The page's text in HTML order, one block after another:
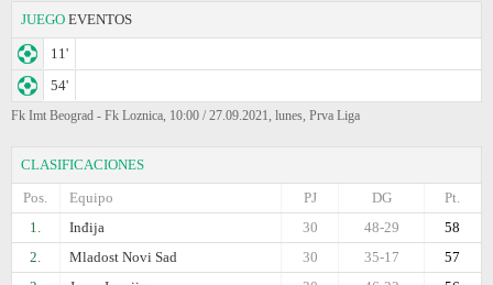
JUEGO EVENTOS
11'
54'
Fk Imt Beograd - Fk Loznica, 10:00 / 27.09.2021, lunes, Prva Liga
CLASIFICACIONES
Pos.
Equipo Pt.
DG
PJ
1.
Inđija 58
48-29
30
2.
Mladost Novi Sad 57
35-17
30